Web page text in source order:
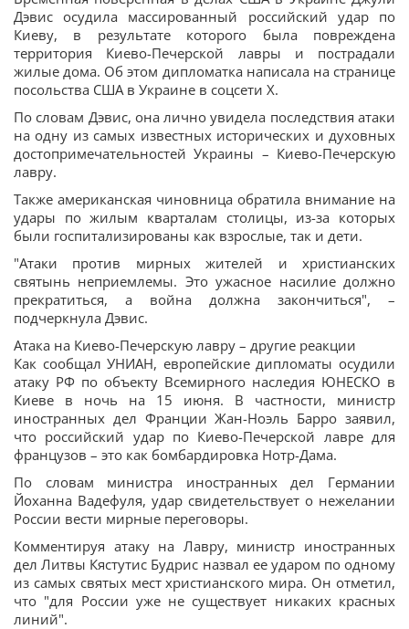
Дэвис осудила массированный российский удар по
Киеву, в результате которого была повреждена
территория Киево-Печерской лавры и пострадали
жилые дома. Об этом дипломатка написала на странице
посольства США в Украине в соцсети X.
По словам Дэвис, она лично увидела последствия атаки
на одну из самых известных исторических и духовных
достопримечательностей Украины – Киево-Печерскую
лавру.
Также американская чиновница обратила внимание на
удары по жилым кварталам столицы, из-за которых
были госпитализированы как взрослые, так и дети.
"Атаки против мирных жителей и христианских
святынь неприемлемы. Это ужасное насилие должно
прекратиться, а война должна закончиться", –
подчеркнула Дэвис.
Атака на Киево-Печерскую лавру – другие реакции
Как сообщал УНИАН, европейские дипломаты осудили
атаку РФ по объекту Всемирного наследия ЮНЕСКО в
Киеве в ночь на 15 июня. В частности, министр
иностранных дел Франции Жан-Ноэль Барро заявил,
что российский удар по Киево-Печерской лавре для
французов – это как бомбардировка Нотр-Дама.
По словам министра иностранных дел Германии
Йоханна Вадефуля, удар свидетельствует о нежелании
России вести мирные переговоры.
Комментируя атаку на Лавру, министр иностранных
дел Литвы Кястутис Будрис назвал ее ударом по одному
из самых святых мест христианского мира. Он отметил,
что "для России уже не существует никаких красных
линий".